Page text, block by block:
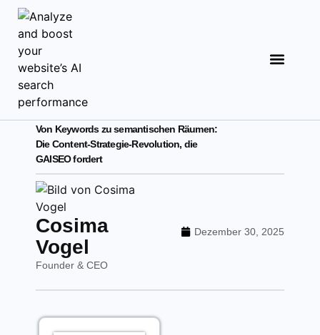
Von Keywords zu semantischen Räumen:
Die Content-Strategie-Revolution, die
GAISEO fordert
Cosima
Vogel
Founder & CEO
Dezember 30, 2025